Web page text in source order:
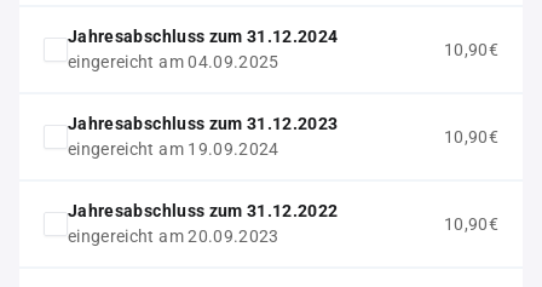
Jahresabschluss zum 31.12.2024
eingereicht am 04.09.2025
10,90€
Jahresabschluss zum 31.12.2023
eingereicht am 19.09.2024
10,90€
Jahresabschluss zum 31.12.2022
eingereicht am 20.09.2023
10,90€